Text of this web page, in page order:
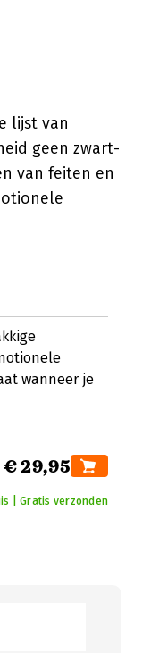
lijst van
geen zwart-
van feiten en
wanneer je
€ 29,95
| Gratis verzonden